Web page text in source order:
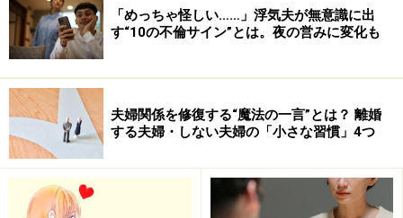
しかし、どちらかが「自分の最愛の人と素敵なセックス
「めっちゃ怪しい……」浮気夫が無意識に出
す“10の不倫サイン”とは。夜の営みに変化も
夫婦関係を修復する“魔法の一言”とは？ 離婚
する夫婦・しない夫婦の「小さな習慣」4つ